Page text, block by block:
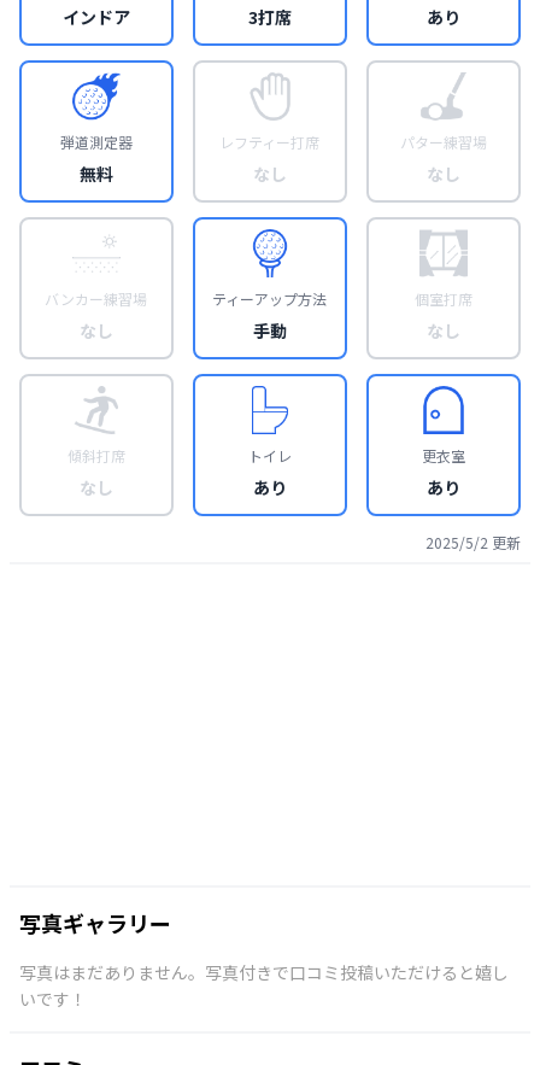
インドア 3打席 あり
弾道測定器
無料
レフティー打席
なし
パター練習場
なし
バンカー練習場
なし
ティーアップ方法
手動
個室打席
なし
傾斜打席
なし
トイレ
あり
更衣室
あり
2025/5/2 更新
写真ギャラリー
写真はまだありません。写真付きで口コミ投稿いただけると嬉し
いです！